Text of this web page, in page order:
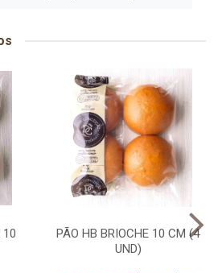
10
PÃO HB BRIOCHE 10 CM (4
UND)